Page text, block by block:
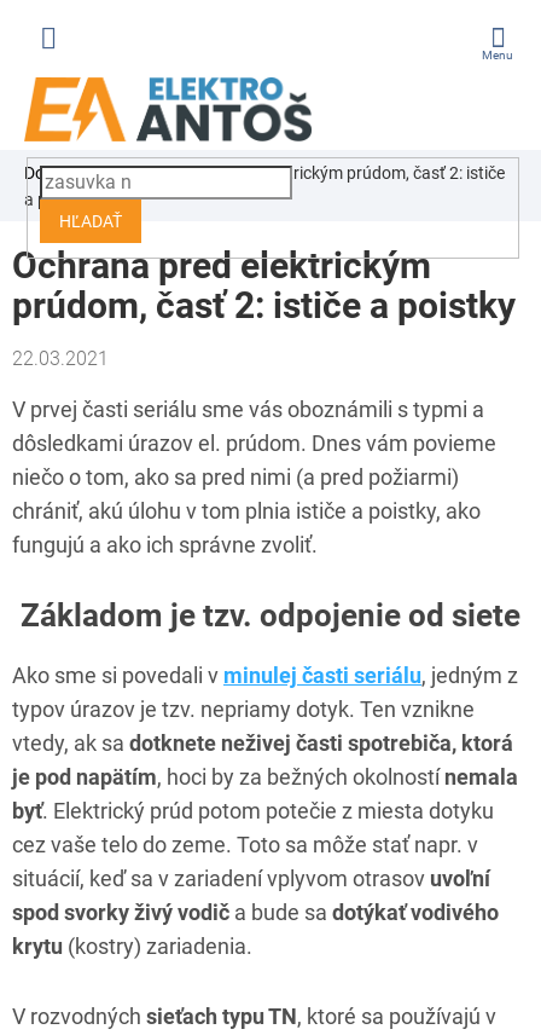
HĽADAŤ
Domov Blog
Ochrana pred elektrickým prúdom, časť 2: ističe
a poistky
Ochrana pred elektrickým
prúdom, časť 2: ističe a poistky
22.03.2021
V prvej časti seriálu sme vás oboznámili s typmi a
dôsledkami úrazov el. prúdom. Dnes vám povieme
niečo o tom, ako sa pred nimi (a pred požiarmi)
chrániť, akú úlohu v tom plnia ističe a poistky, ako
fungujú a ako ich správne zvoliť.
Základom je tzv. odpojenie od siete
Ako sme si povedali v minulej časti seriálu, jedným z
typov úrazov je tzv. nepriamy dotyk. Ten vznikne
vtedy, ak sa dotknete neživej časti spotrebiča, ktorá
je pod napätím, hoci by za bežných okolnostínemala
byť. Elektrický prúd potom potečie z miesta dotyku
cez vaše telo do zeme. Toto sa môže stať napr. v
situácií, keď sa v zariadení vplyvom otrasov uvoľní
spod svorky živý vodič a bude sa dotýkať vodivého
krytu (kostry) zariadenia.
V rozvodných sieťach typu TN, ktoré sa používajú v